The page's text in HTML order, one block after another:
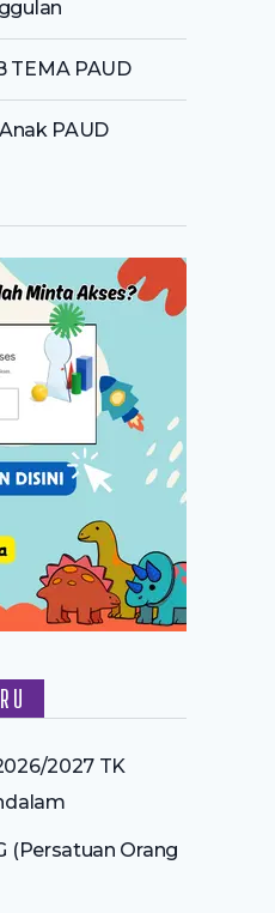
TEMA PAUD
PAUD
2027 TK
(Persatuan Orang